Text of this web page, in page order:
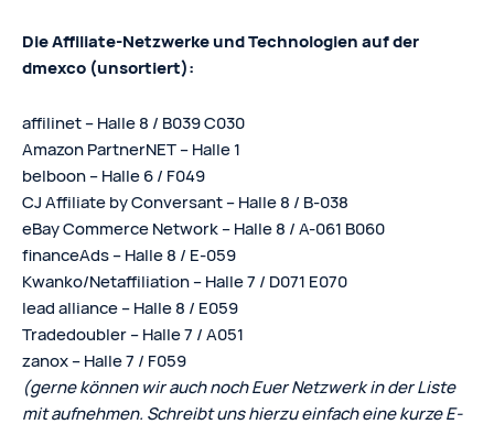
Die Affiliate-Netzwerke und Technologien auf der
dmexco (unsortiert):
affilinet – Halle 8 / B039 C030
Amazon PartnerNET – Halle 1
belboon – Halle 6 / F049
CJ Affiliate by Conversant – Halle 8 / B-038
eBay Commerce Network – Halle 8 / A-061 B060
financeAds – Halle 8 / E-059
Kwanko/Netaffiliation – Halle 7 / D071 E070
lead alliance – Halle 8 / E059
Tradedoubler – Halle 7 / A051
zanox – Halle 7 / F059
(gerne können wir auch noch Euer Netzwerk in der Liste
mit aufnehmen. Schreibt uns hierzu einfach eine kurze E-